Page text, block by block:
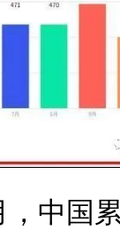
中国